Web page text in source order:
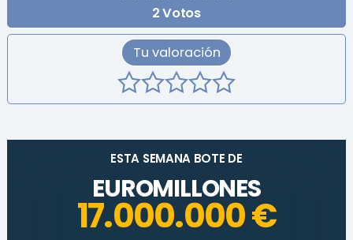
2Votos
Tu valoración
ESTA SEMANA BOTE DE
EUROMILLONES
17.000.000 €